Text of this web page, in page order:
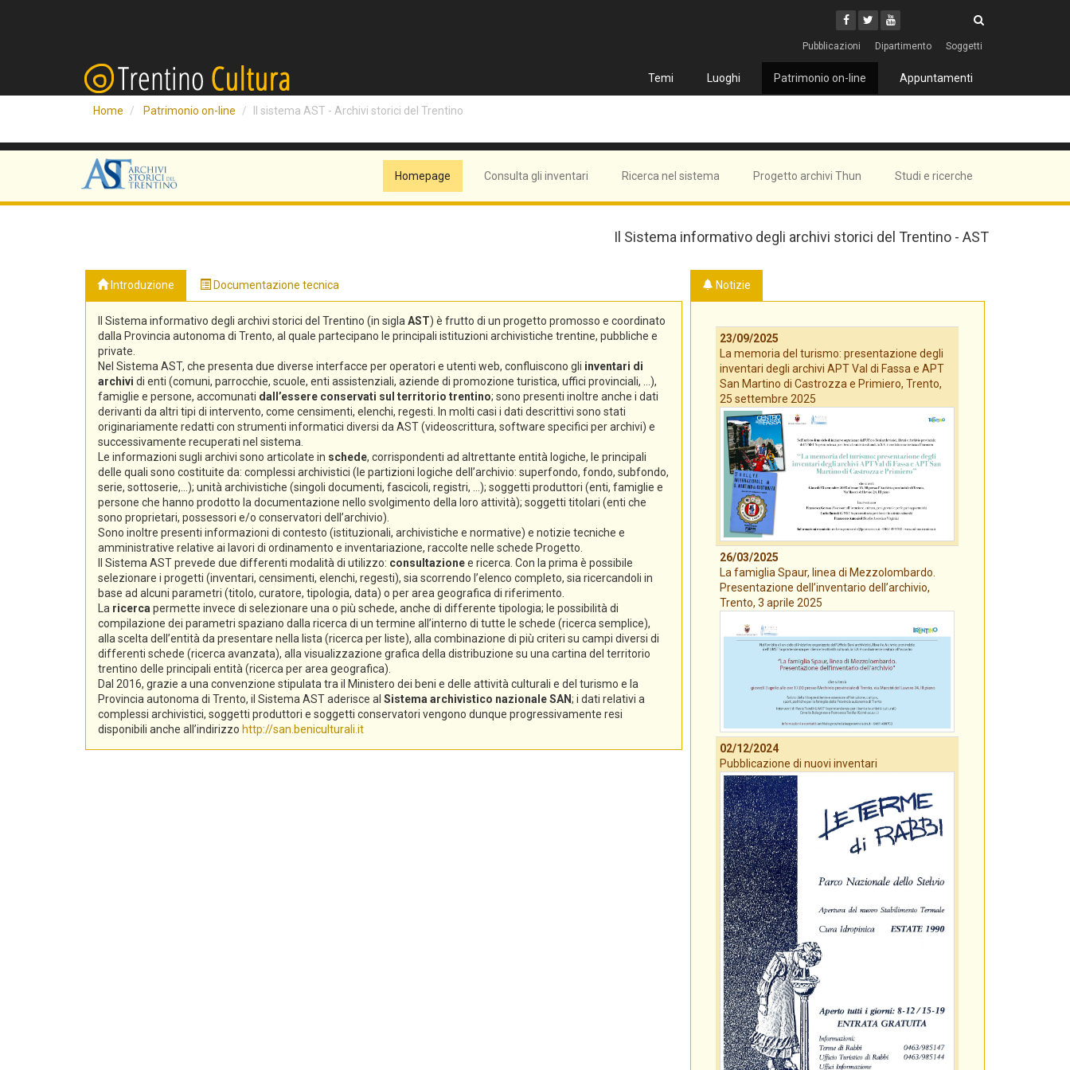
Facebook
Twitter
Youtube
Pubblicazioni Dipartimento Soggetti
Temi Luoghi Patrimonio on-line Appuntamenti
Home Patrimonio on-line Il sistema AST - Archivi storici del Trentino
Homepage Consulta gli inventari Ricerca nel sistema Progetto archivi Thun Studi e ricerche
Il Sistema informativo degli archivi storici del Trentino - AST
Introduzione Documentazione tecnica
Il Sistema informativo degli archivi storici del Trentino (in sigla AST) è frutto di un progetto promosso e coordinato
dalla Provincia autonoma di Trento, al quale partecipano le principali istituzioni archivistiche trentine, pubbliche e
private.
Nel Sistema AST, che presenta due diverse interfacce per operatori e utenti web, confluiscono gli inventari di
archivi di enti (comuni, parrocchie, scuole, enti assistenziali, aziende di promozione turistica, uffici provinciali, ...),
famiglie e persone, accomunati dall’essere conservati sul territorio trentino; sono presenti inoltre anche i dati
derivanti da altri tipi di intervento, come censimenti, elenchi, regesti. In molti casi i dati descrittivi sono stati
originariamente redatti con strumenti informatici diversi da AST (videoscrittura, software specifici per archivi) e
successivamente recuperati nel sistema.
Le informazioni sugli archivi sono articolate in schede, corrispondenti ad altrettante entità logiche, le principali
delle quali sono costituite da: complessi archivistici (le partizioni logiche dell’archivio: superfondo, fondo, subfondo,
serie, sottoserie,...); unità archivistiche (singoli documenti, fascicoli, registri, ...); soggetti produttori (enti, famiglie e
persone che hanno prodotto la documentazione nello svolgimento della loro attività); soggetti titolari (enti che
sono proprietari, possessori e/o conservatori dell’archivio).
Sono inoltre presenti informazioni di contesto (istituzionali, archivistiche e normative) e notizie tecniche e
amministrative relative ai lavori di ordinamento e inventariazione, raccolte nelle schede Progetto.
Il Sistema AST prevede due differenti modalità di utilizzo: consultazionee ricerca. Con la prima è possibile
selezionare i progetti (inventari, censimenti, elenchi, regesti), sia scorrendo l’elenco completo, sia ricercandoli in
base ad alcuni parametri (titolo, curatore, tipologia, data) o per area geografica di riferimento.
La ricerca permette invece di selezionare una o più schede, anche di differente tipologia; le possibilità di
compilazione dei parametri spaziano dalla ricerca di un termine all’interno di tutte le schede (ricerca semplice),
alla scelta dell’entità da presentare nella lista (ricerca per liste), alla combinazione di più criteri su campi diversi di
differenti schede (ricerca avanzata), alla visualizzazione grafica della distribuzione su una cartina del territorio
trentino delle principali entità (ricerca per area geografica).
Dal 2016, grazie a una convenzione stipulata tra il Ministero dei beni e delle attività culturali e del turismo e la
Provincia autonoma di Trento, il Sistema AST aderisce al Sistema archivistico nazionale SAN; i dati relativi a
complessi archivistici, soggetti produttori e soggetti conservatori vengono dunque progressivamente resi
disponibili anche all’indirizzo http://san.beniculturali.it
Notizie
23/09/2025
La memoria del turismo: presentazione degli
inventari degli archivi APT Val di Fassa e APT
San Martino di Castrozza e Primiero, Trento,
25 settembre 2025
26/03/2025
La famiglia Spaur, linea di Mezzolombardo.
Presentazione dell’inventario dell’archivio,
Trento, 3 aprile 2025
02/12/2024
Pubblicazione di nuovi inventari